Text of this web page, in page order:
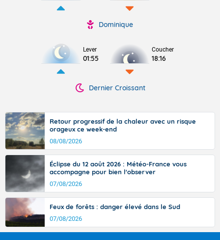
Dominique
Lever
01:55
Coucher
18:16
Dernier Croissant
Retour progressif de la chaleur avec un risque
orageux ce week-end
08/08/2026
Éclipse du 12 août 2026 : Météo-France vous
accompagne pour bien l'observer
07/08/2026
Feux de forêts : danger élevé dans le Sud
07/08/2026